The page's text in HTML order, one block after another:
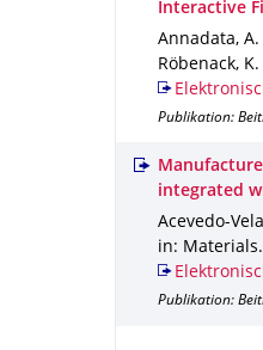
Interactive
Annadata, A.
Röbenack,
Publikation:
integrated
Acevedo-
in: Materials.
Publikation: